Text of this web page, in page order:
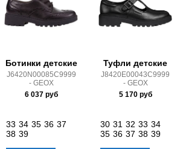
Ботинки детские
J6420N00085C9999
- GEOX
6 037руб
33 34 35 36 37
38 39
Туфли детские
J8420E00043C9999
- GEOX
5 170руб
30 31 32 33 34
35 36 37 38 39